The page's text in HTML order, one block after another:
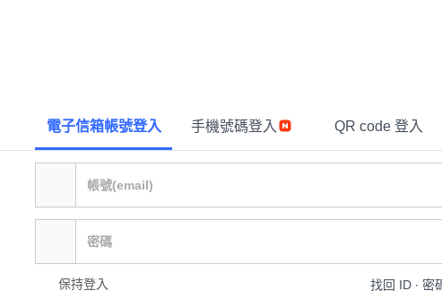
電子信箱帳號登入 手機號碼登入 QR code 登入
保持登入 找回 ID ∙ 密